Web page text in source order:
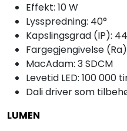
Effekt: 10 W
Lysspredning: 40°
Kapslingsgrad (IP): 44
Fargegjengivelse
MacAdam: 3 SDCM
Levetid LED: 100 000
Dali driver som
LUMEN